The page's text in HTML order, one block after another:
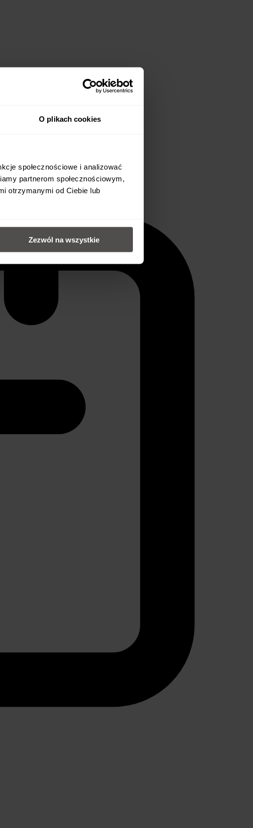
O plikach cookies
społecznościowe i analizować
partnerom społecznościowym,
otrzymanymi od Ciebie lub
Zezwól na wszystkie